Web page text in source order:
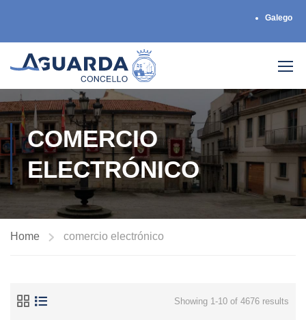
Galego
COMERCIO
ELECTRÓNICO
Home comercio electrónico
Showing 1-10 of 4676 results